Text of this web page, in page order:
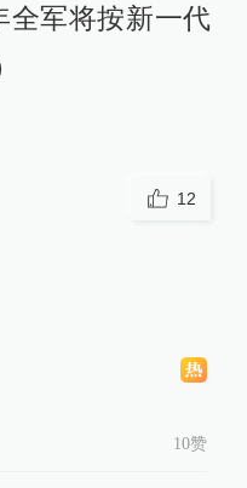
全军将按新一代
12
10赞